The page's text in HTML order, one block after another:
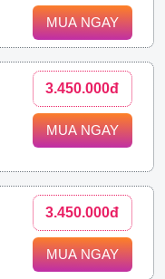
MUA NGAY
3.450.000đ
MUA NGAY
3.450.000đ
MUA NGAY